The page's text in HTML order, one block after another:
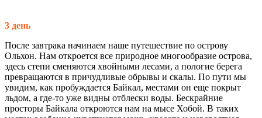
3 день
После завтрака начинаем наше путешествие по острову
Ольхон. Нам откроется все природное многообразие острова,
здесь степи сменяются хвойными лесами, а пологие берега
превращаются в причудливые обрывы и скалы. По пути мы
увидим, как пробуждается Байкал, местами он еще покрыт
льдом, а где-то уже видны отблески воды. Бескрайние
просторы Байкала откроются нам на мысе Хобой. В таких